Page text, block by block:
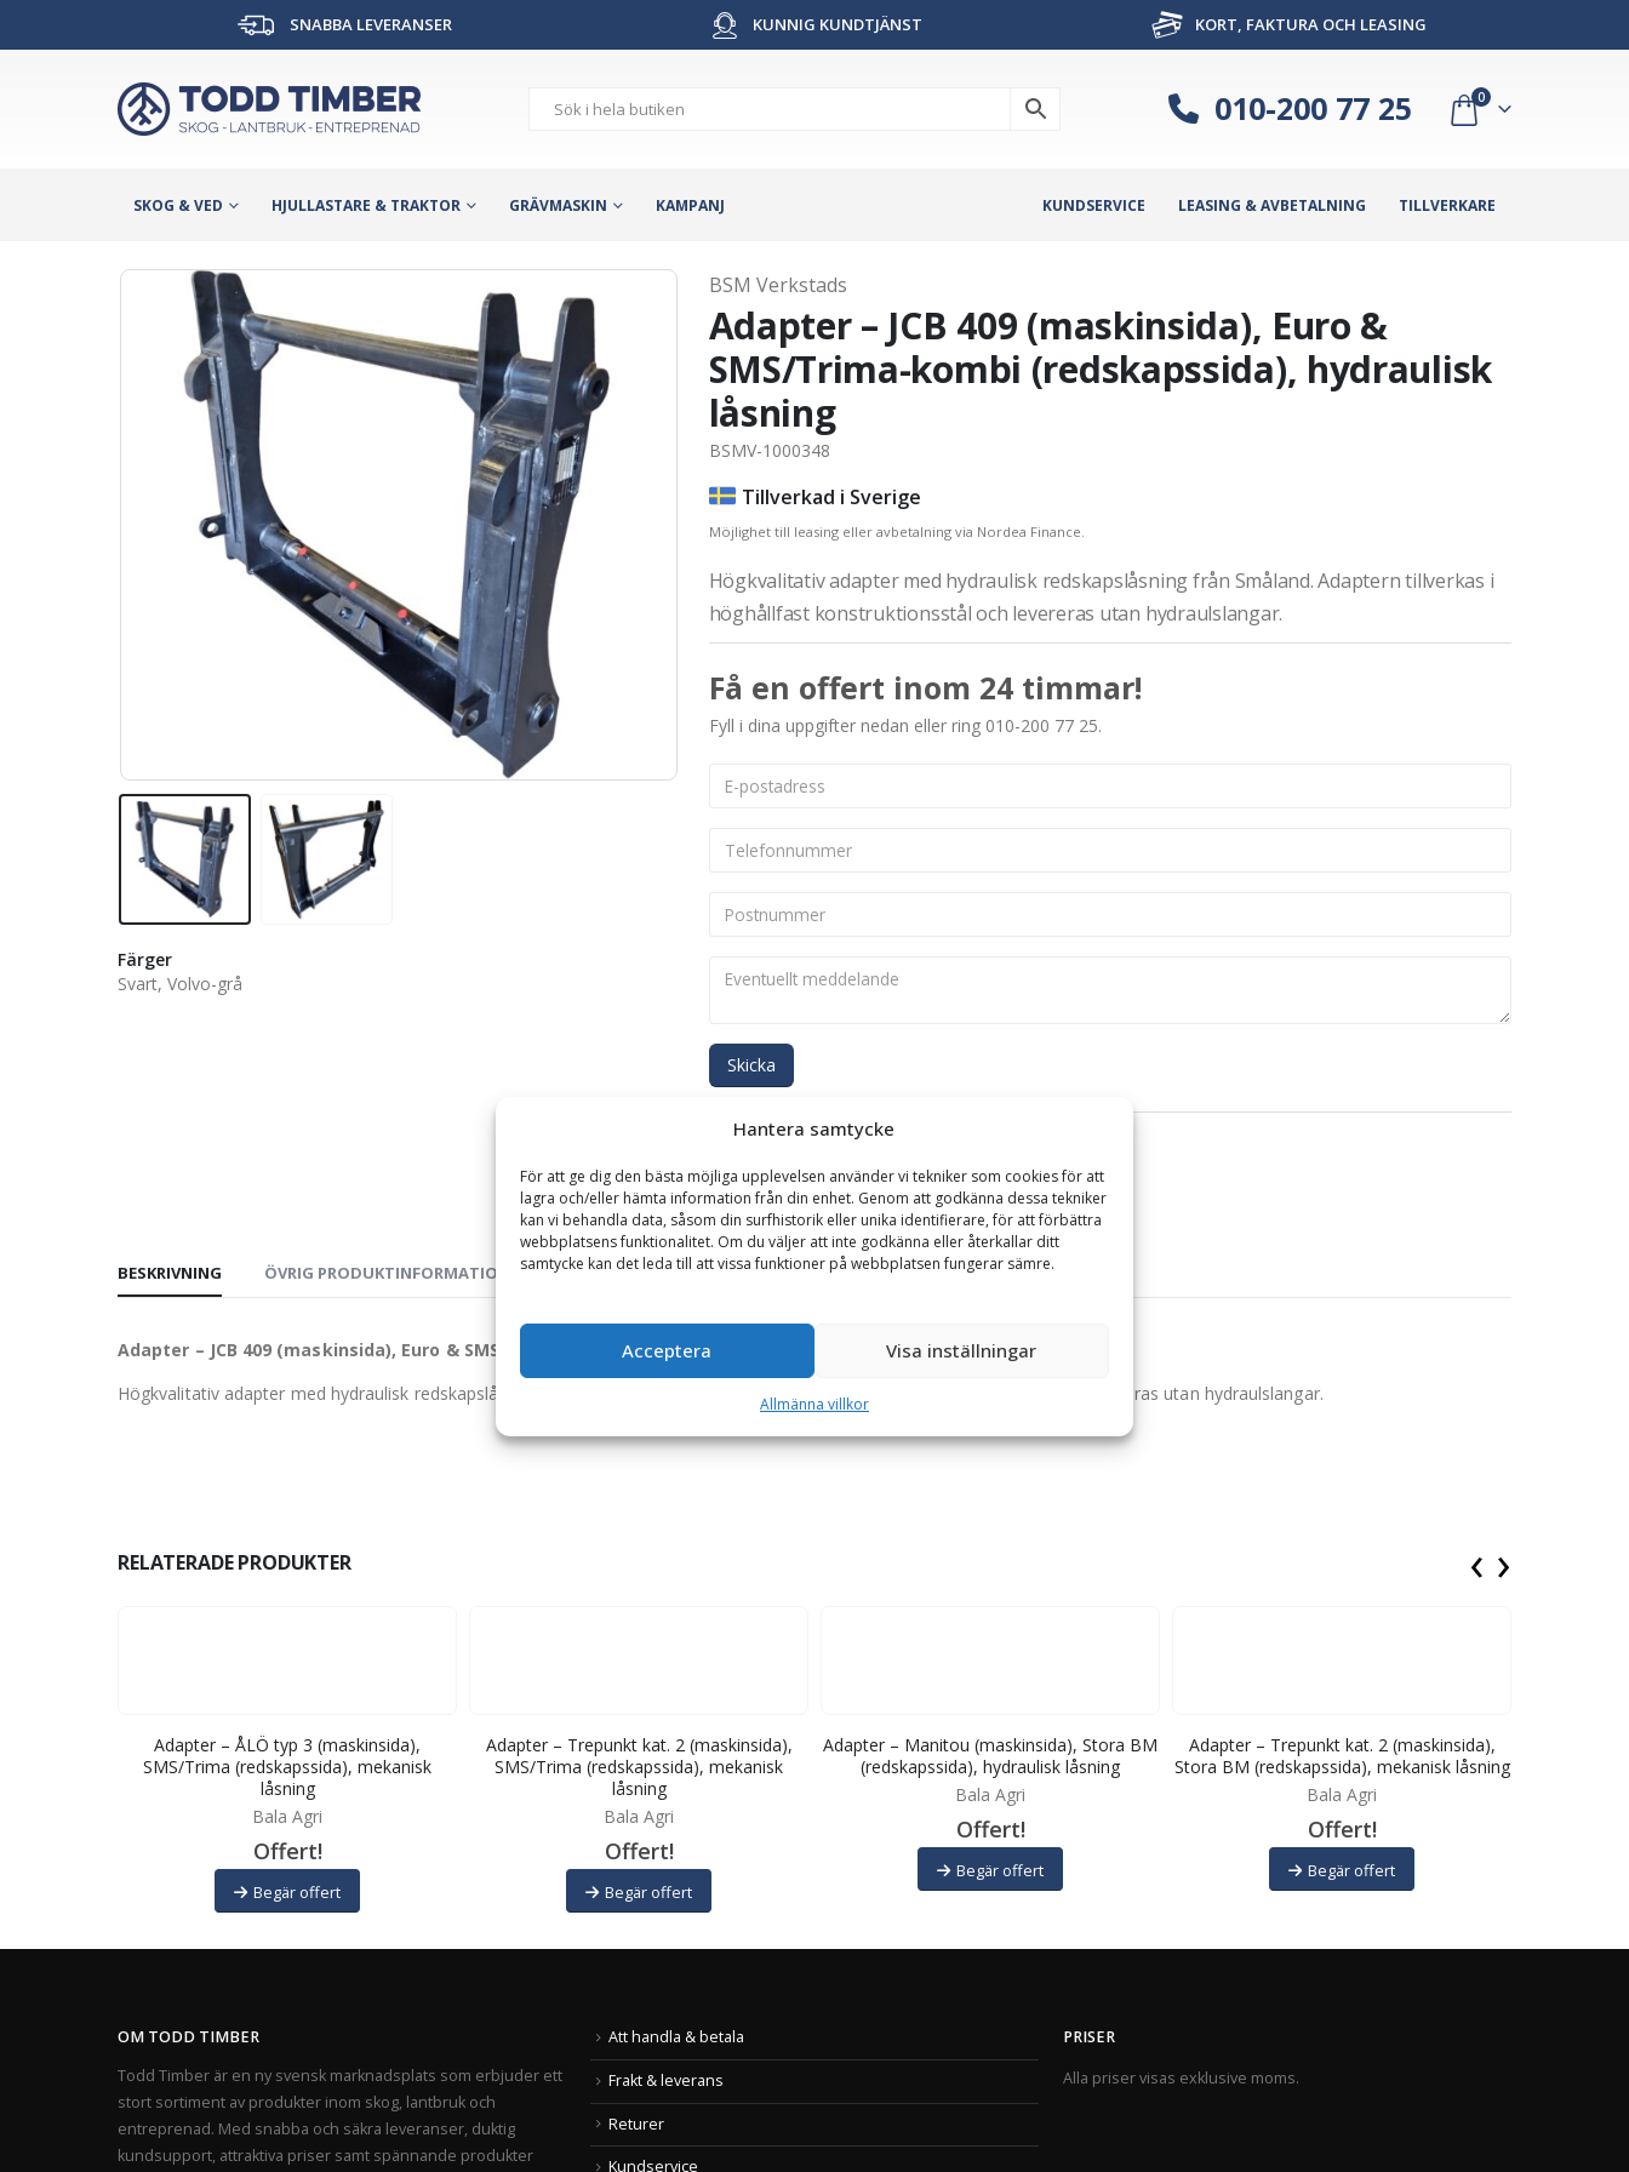
Hantera samtycke
För att ge dig den bästa möjliga upplevelsen använder vi tekniker som cookies för att
lagra och/eller hämta information från din enhet. Genom att godkänna dessa tekniker
kan vi behandla data, såsom din surfhistorik eller unika identifierare, för att förbättra
webbplatsens funktionalitet. Om du väljer att inte godkänna eller återkallar ditt
samtycke kan det leda till att vissa funktioner på webbplatsen fungerar sämre.
Acceptera Visa inställningar
Allmänna villkor
SNABBA LEVERANSER KUNNIG KUNDTJÄNST KORT, FAKTURA OCH LEASING
010-200 77 25 0
SKOG & VED HJULLASTARE & TRAKTOR GRÄVMASKIN KAMPANJ KUNDSERVICE LEASING & AVBETALNING TILLVERKARE
Färger
Svart, Volvo-grå
BSM Verkstads
Adapter – JCB 409 (maskinsida), Euro &
SMS/Trima-kombi (redskapssida), hydraulisk
låsning
BSMV-1000348
Tillverkad i Sverige
Möjlighet till leasing eller avbetalning via Nordea Finance.
Högkvalitativ adapter med hydraulisk redskapslåsning från Småland. Adaptern tillverkas i
höghållfast konstruktionsstål och levereras utan hydraulslangar.
Få en offert inom 24 timmar!
Fyll i dina uppgifter nedan eller ring 010-200 77 25.
Skicka
Se alla produkter inom samma kategori
Hjullastare & Traktor
BESKRIVNING ÖVRIG PRODUKTINFORMATION GARANTI
Adapter – JCB 409 (maskinsida), Euro & SMS/Trima-kombi (redskapssida), hydraulisk låsning
Högkvalitativ adapter med hydraulisk redskapslåsning från Småland. Adaptern tillverkas i höghållfast konstruktionsstål och levereras utan hydraulslangar.
RELATERADE PRODUKTER
Adapter – ÅLÖ typ 3 (maskinsida),
SMS/Trima (redskapssida), mekanisk
låsning
Bala Agri
Offert!
Begär offert
Adapter – Trepunkt kat. 2 (maskinsida),
SMS/Trima (redskapssida), mekanisk
låsning
Bala Agri
Offert!
Begär offert
Adapter – Manitou (maskinsida), Stora BM
(redskapssida), hydraulisk låsning
Bala Agri
Offert!
Begär offert
Adapter – Trepunkt kat. 2 (maskinsida),
Stora BM (redskapssida), mekanisk låsning
Bala Agri
Offert!
Begär offert
‹ ›
OM TODD TIMBER
Todd Timber är en ny svensk marknadsplats som erbjuder ett
stort sortiment av produkter inom skog, lantbruk och
entreprenad. Med snabba och säkra leveranser, duktig
kundsupport, attraktiva priser samt spännande produkter
Att handla & betala
Frakt & leverans
Returer
Kundservice
PRISER
Alla priser visas exklusive moms.